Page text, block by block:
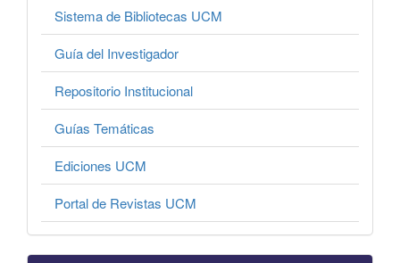
Sistema de Bibliotecas UCM
Guía del Investigador
Repositorio Institucional
Guías Temáticas
Ediciones UCM
Portal de Revistas UCM